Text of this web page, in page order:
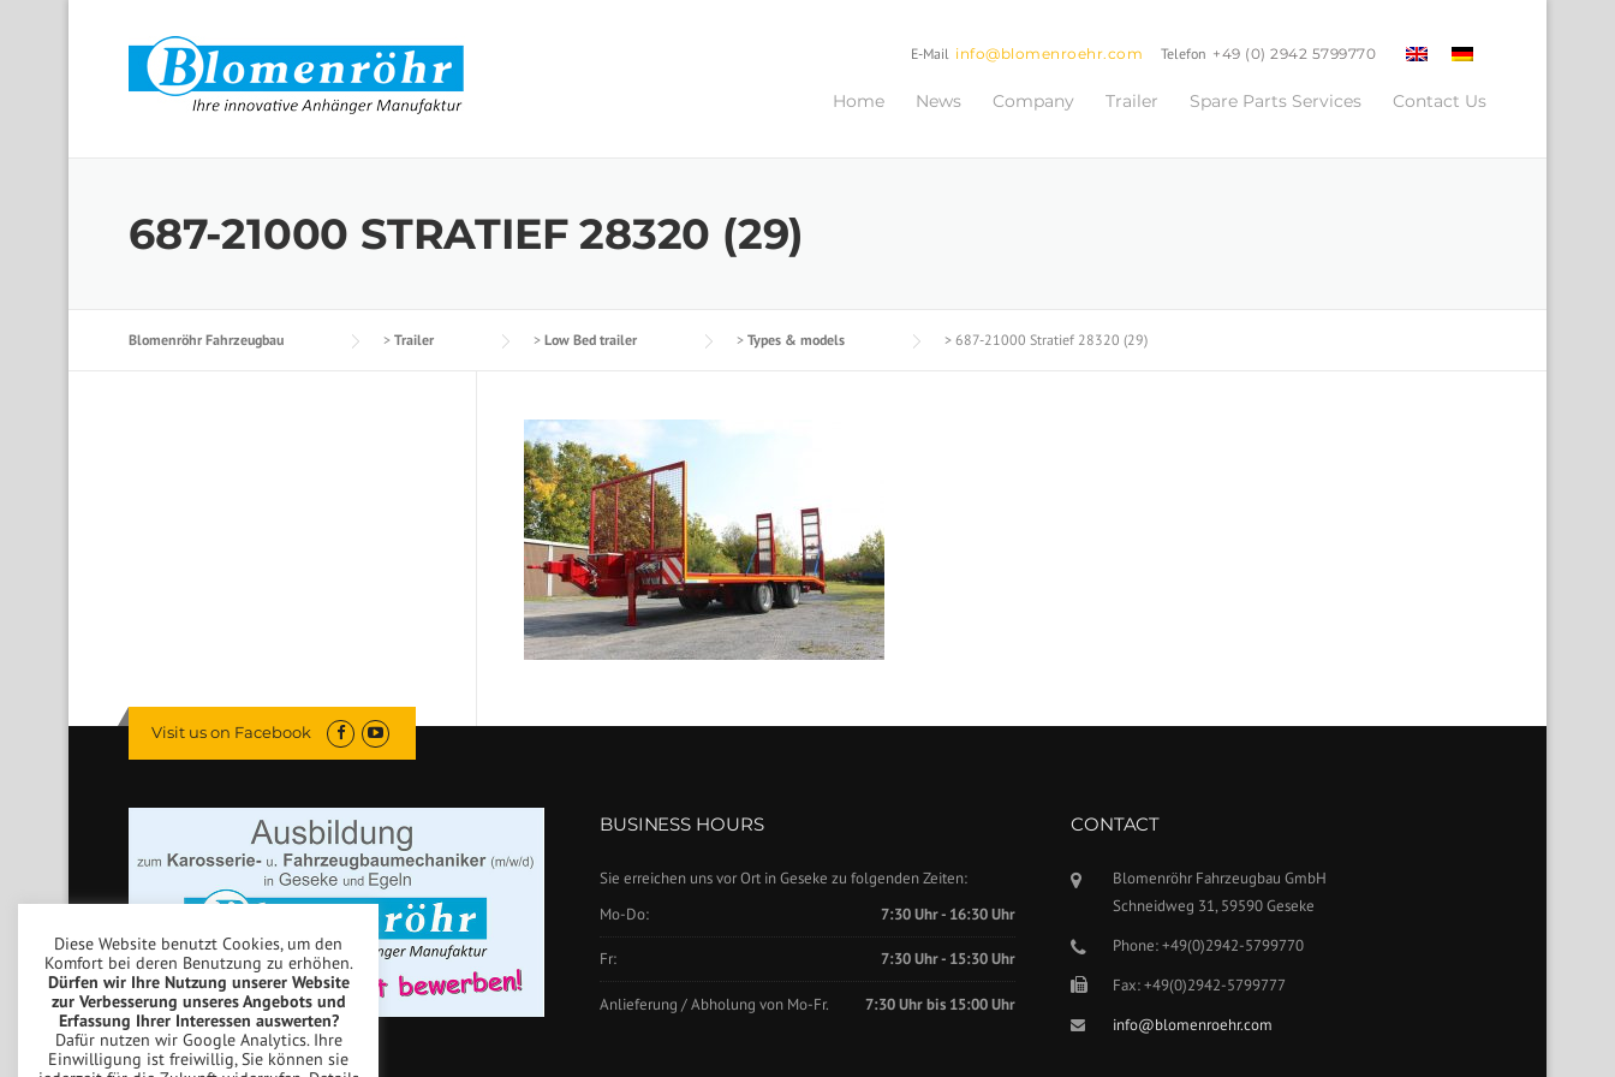
Telefon +49 (0) 2942 5799770
E-Mail info@blomenroehr.com
Home News Company Trailer Spare Parts Services Contact Us
687-21000 STRATIEF 28320 (29)
Blomenröhr Fahrzeugbau > Trailer > Low Bed trailer > Types & models > 687-21000 Stratief 28320 (29)
Visit us on Facebook
BUSINESS HOURS
Sie erreichen uns vor Ort in Geseke zu folgenden Zeiten:
Mo-Do:
7:30 Uhr - 16:30 Uhr
Fr: 7:30 Uhr - 15:30 Uhr
Anlieferung / Abholung von Mo-Fr. 7:30 Uhr bis 15:00 Uhr
CONTACT
Blomenröhr Fahrzeugbau GmbH
Schneidweg 31, 59590 Geseke
Phone: +49(0)2942-5799770
Fax: +49(0)2942-5799777
info@blomenroehr.com
Diese Website benutzt Cookies, um den
Komfort bei deren Benutzung zu erhöhen.
Dürfen wir Ihre Nutzung unserer Website
zur Verbesserung unseres Angebots und
Erfassung Ihrer Interessen auswerten?
Dafür nutzen wir Google Analytics. Ihre
Einwilligung ist freiwillig, Sie können sie